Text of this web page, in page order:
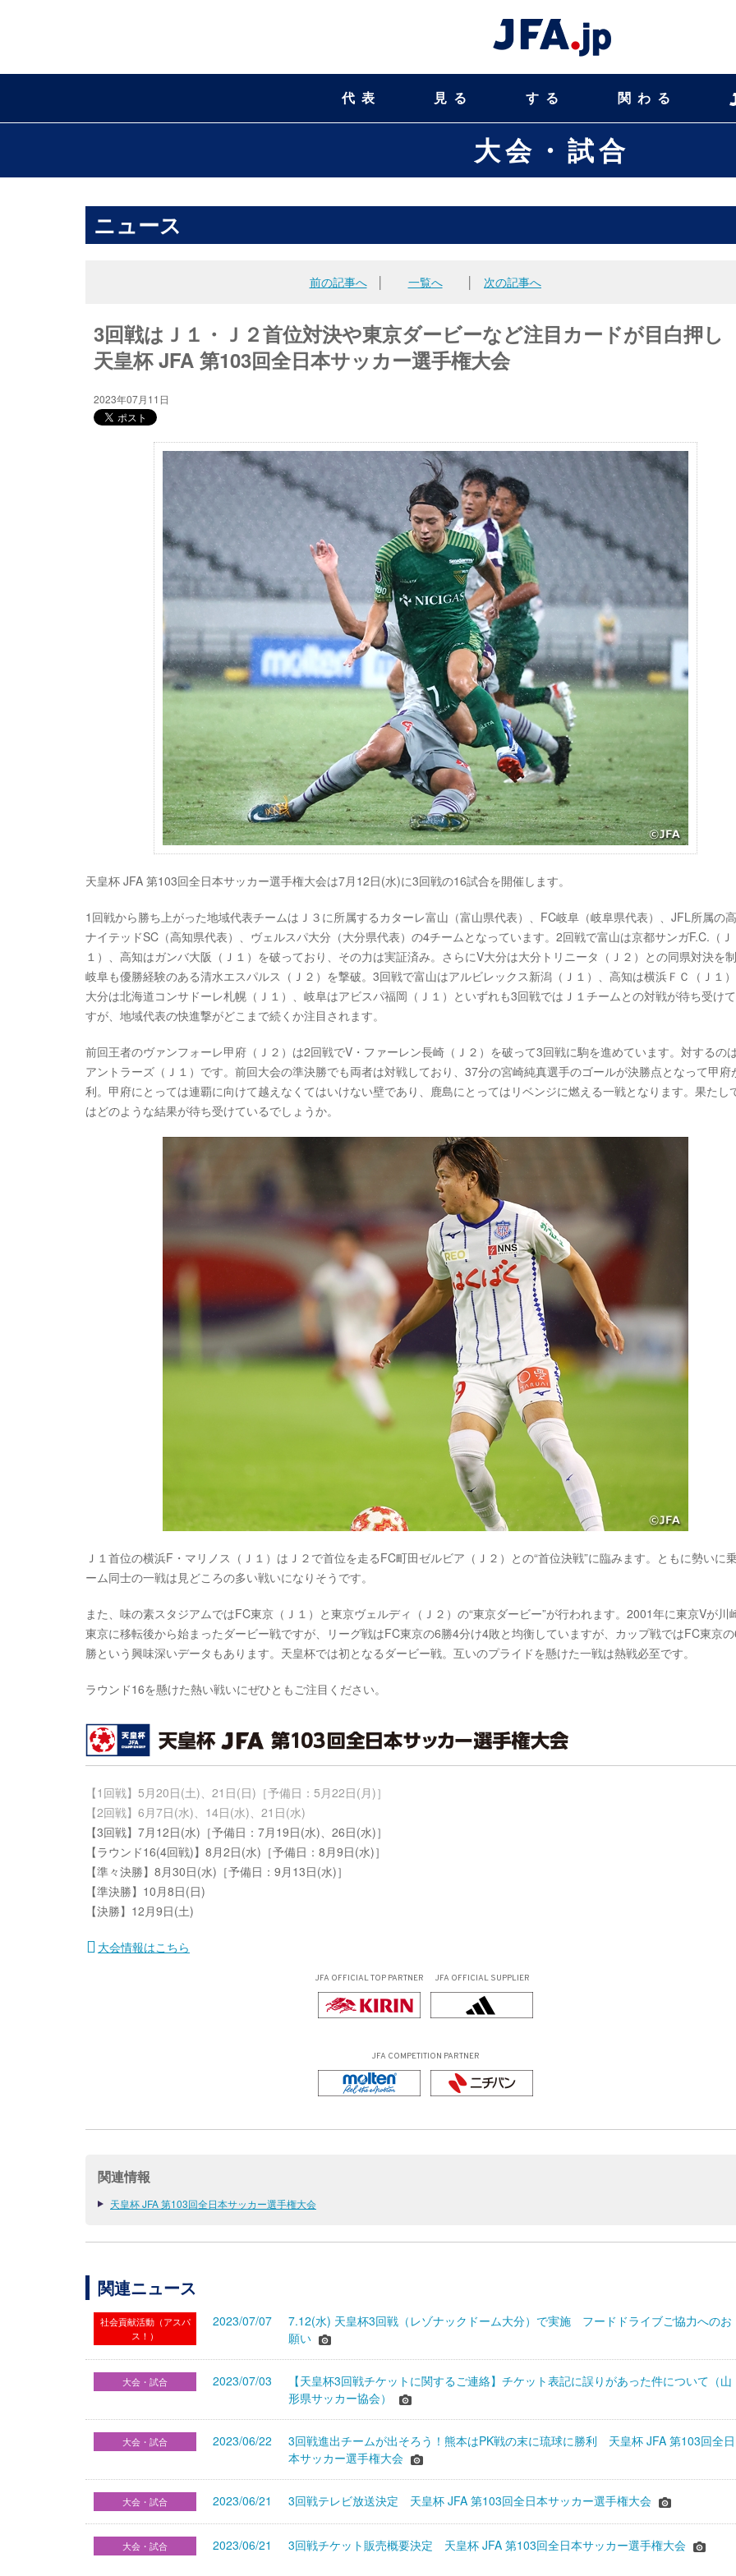
代表 見る する 関わる
大会・試合
ニュース
前の記事へ│ 一覧へ 次の記事へ
3回戦はＪ１・Ｊ２首位対決や東京ダービーなど注目カードが目白押し
天皇杯 JFA 第103回全日本サッカー選手権大会
2023年07月11日
天皇杯 JFA 第103回全日本サッカー選手権大会は7月12日(水)に3回戦の16試合を開催します。
1回戦から勝ち上がった地域代表チームはＪ３に所属するカターレ富山（富山県代表）、FC岐阜（岐阜県代表）、JFL所属の
ナイテッドSC（高知県代表）、ヴェルスパ大分（大分県代表）の4チームとなっています。2回戦で富山は京都サンガF.C.（Ｊ
１）、高知はガンバ大阪（Ｊ１）を破っており、その力は実証済み。さらにV大分は大分トリニータ（Ｊ２）との同県対決を制
岐阜も優勝経験のある清水エスパルス（Ｊ２）を撃破。3回戦で富山はアルビレックス新潟（Ｊ１）、高知は横浜ＦＣ（Ｊ１
大分は北海道コンサドーレ札幌（Ｊ１）、岐阜はアビスパ福岡（Ｊ１）といずれも3回戦ではＪ１チームとの対戦が待ち受け
すが、地域代表の快進撃がどこまで続くか注目されます。
前回王者のヴァンフォーレ甲府（Ｊ２）は2回戦でV・ファーレン長崎（Ｊ２）を破って3回戦に駒を進めています。対するの
アントラーズ（Ｊ１）です。前回大会の準決勝でも両者は対戦しており、37分の宮崎純真選手のゴールが決勝点となって甲府
利。甲府にとっては連覇に向けて越えなくてはいけない壁であり、鹿島にとってはリベンジに燃える一戦となります。果たし
はどのような結果が待ち受けているでしょうか。
Ｊ１首位の横浜F・マリノス（Ｊ１）はＪ２で首位を走るFC町田ゼルビア（Ｊ２）との“首位決戦”に臨みます。ともに勢いに
ーム同士の一戦は見どころの多い戦いになりそうです。
また、味の素スタジアムではFC東京（Ｊ１）と東京ヴェルディ（Ｊ２）の“東京ダービー”が行われます。2001年に東京Vが川
東京に移転後から始まったダービー戦ですが、リーグ戦はFC東京の6勝4分け4敗と均衡していますが、カップ戦ではFC東京
勝という興味深いデータもあります。天皇杯では初となるダービー戦。互いのプライドを懸けた一戦は熱戦必至です。
ラウンド16を懸けた熱い戦いにぜひともご注目ください。
【1回戦】5月20日(土)、21日(日)［予備日：5月22日(月)］
【2回戦】6月7日(水)、14日(水)、21日(水)
【3回戦】7月12日(水)［予備日：7月19日(水)、26日(水)］
【ラウンド16(4回戦)】8月2日(水)［予備日：8月9日(水)］
【準々決勝】8月30日(水)［予備日：9月13日(水)］
【準決勝】10月8日(日)
【決勝】12月9日(土)
大会情報はこちら
JFA OFFICIALTOP PARTNER JFA OFFICIAL SUPPLIER
JFA COMPETITION PARTNER
関連情報
天皇杯 JFA 第103回全日本サッカー選手権大会
関連ニュース
社会貢献活動（アスパ
ス！）
2023/07/07
7.12(水) 天皇杯3回戦（レゾナックドーム大分）で実施 フードドライブご協力へのお
願い
大会・試合 2023/07/03
【天皇杯3回戦チケットに関するご連絡】チケット表記に誤りがあった件について（山
形県サッカー協会）
大会・試合 2023/06/22
3回戦進出チームが出そろう！熊本はPK戦の末に琉球に勝利 天皇杯 JFA 第103回全日
本サッカー選手権大会
大会・試合 2023/06/21 3回戦テレビ放送決定 天皇杯 JFA 第103回全日本サッカー選手権大会
大会・試合 2023/06/21 3回戦チケット販売概要決定 天皇杯 JFA 第103回全日本サッカー選手権大会